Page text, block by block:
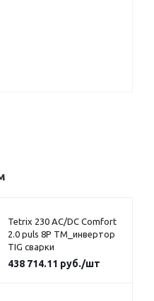
Tetrix 230 AC/DC Comfort
2.0 puls 8P TM_инвертор
TIG сварки
438 714.11 руб./шт